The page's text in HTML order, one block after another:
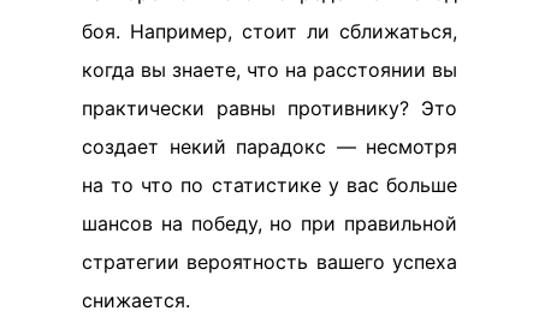
боя. Например, стоит ли сближаться,
когда вы знаете, что на расстоянии вы
практически равны противнику? Это
создает некий парадокс — несмотря
на то что по статистике у вас больше
шансов на победу, но при правильной
стратегии вероятность вашего успеха
снижается.